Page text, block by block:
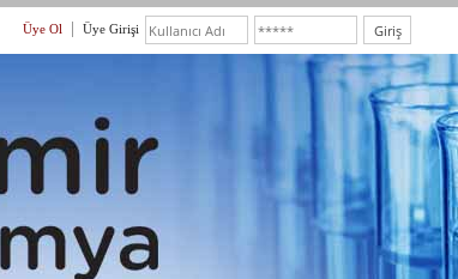
Üye Ol Üye Girişi